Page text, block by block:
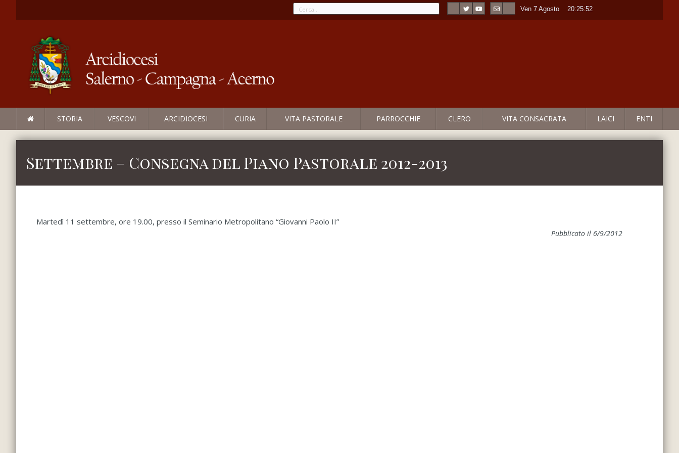
Ven 7 Agosto ----20:25:52
STORIA VESCOVI ARCIDIOCESI CURIA VITA PASTORALE PARROCCHIE CLERO VITA CONSACRATA LAICI ENTI
Settembre – Consegna del Piano Pastorale 2012-2013
Martedì 11 settembre, ore 19.00, presso il Seminario Metropolitano “Giovanni Paolo II”
Pubblicato il 6/9/2012